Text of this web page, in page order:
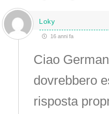
Loky
16 anni fa
Ciao
dovrebbero
risposta